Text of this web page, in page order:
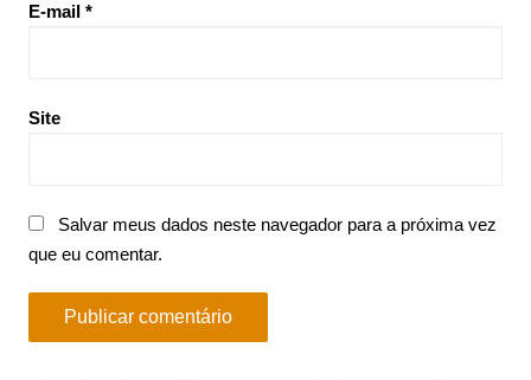
E-mail *
Site
Salvar meus dados neste navegador para a próxima vez
que eu comentar.